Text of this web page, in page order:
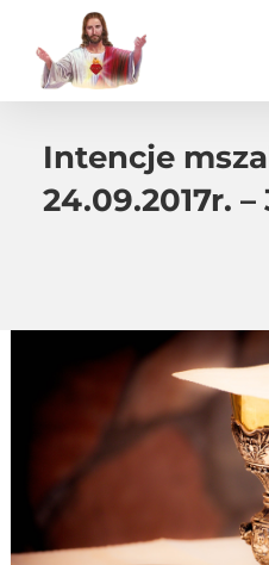
Intencje
24.09.2017r. –